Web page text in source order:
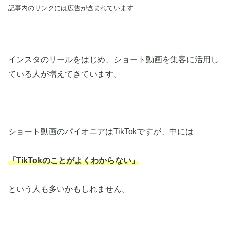
記事内のリンクには広告が含まれています
インスタのリールをはじめ、ショート動画を集客に活用し
ている人が増えてきています。
ショート動画のパイオニアはTikTokですが、中には
「TikTokのことがよくわからない」
という人も多いかもしれません。